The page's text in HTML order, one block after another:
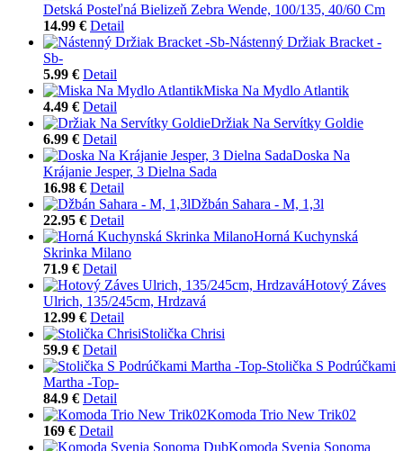
Detská Posteľná Bielizeň Zebra Wende, 100/135, 40/60 Cm
14.99 € Detail
Nástenný Držiak Bracket -
Sb-
5.99 € Detail
Miska Na Mydlo Atlantik
4.49 € Detail
Držiak Na Servítky Goldie
6.99 € Detail
Doska Na
Krájanie Jesper, 3 Dielna Sada
16.98 € Detail
Džbán Sahara - M, 1,3l
22.95 € Detail
Horná Kuchynská
Skrinka Milano
71.9 € Detail
Hotový Záves
Ulrich, 135/245cm, Hrdzavá
12.99 € Detail
Stolička Chrisi
59.9 € Detail
Stolička S Podrúčkami
Martha -Top-
84.9 € Detail
Komoda Trio New Trik02
169 € Detail
Komoda Svenja Sonoma